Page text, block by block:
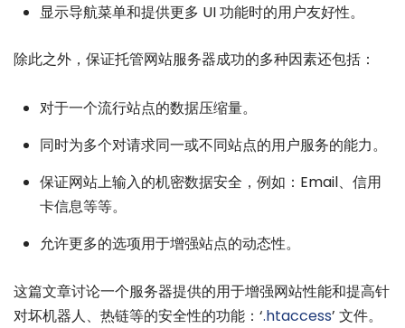
显示导航菜单和提供更多 UI 功能时的用户友好性。
除此之外，保证托管网站服务器成功的多种因素还包括：
对于一个流行站点的数据压缩量。
同时为多个对请求同一或不同站点的用户服务的能力。
保证网站上输入的机密数据安全，例如：Email、信用
卡信息等等。
允许更多的选项用于增强站点的动态性。
这篇文章讨论一个服务器提供的用于增强网站性能和提高针
对坏机器人、热链等的安全性的功能：‘.htaccess’ 文件。